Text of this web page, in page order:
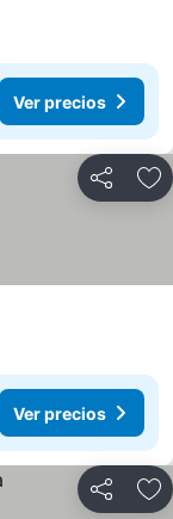
Ver precios
Compartir
Ver precios
Compartir